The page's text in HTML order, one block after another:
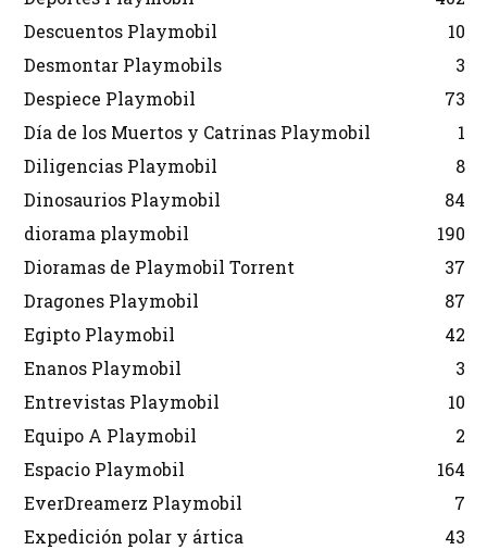
Descuentos Playmobil
10
Desmontar Playmobils
3
Despiece Playmobil
73
Día de los Muertos y Catrinas Playmobil
1
Diligencias Playmobil
8
Dinosaurios Playmobil
84
diorama playmobil
190
Dioramas de Playmobil Torrent
37
Dragones Playmobil
87
Egipto Playmobil
42
Enanos Playmobil
3
Entrevistas Playmobil
10
Equipo A Playmobil
2
Espacio Playmobil
164
EverDreamerz Playmobil
7
Expedición polar y ártica
43